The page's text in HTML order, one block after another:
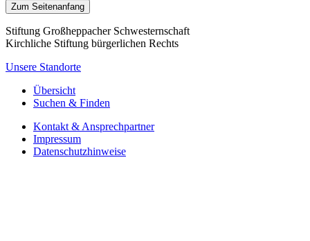
Zum Seitenanfang
Stiftung Großheppacher Schwesternschaft
Kirchliche Stiftung bürgerlichen Rechts
Unsere Standorte
Übersicht
Suchen & Finden
Kontakt & Ansprechpartner
Impressum
Datenschutzhinweise